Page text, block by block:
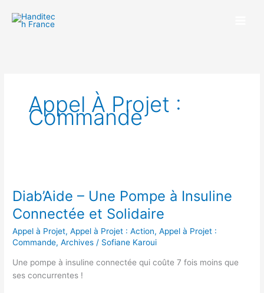
Appel À Projet :
Commande
Diab’Aide – Une Pompe à Insuline
Connectée et Solidaire
Appel à Projet,Appel à Projet : Action,Appel à Projet :
Commande,Archives / Sofiane Karoui
Une pompe à insuline connectée qui coûte 7 fois moins que
ses concurrentes !
Une
Pompe
à
Insuline
Connectée
et
Solidaire